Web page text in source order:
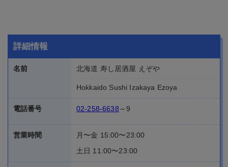
詳細情報
名前 北海道 寿し居酒屋 えぞや
Hokkaido Sushi Izakaya Ezoya
電話番号 02-258-6638 ～9
営業時間
月〜金 15:00〜23:00
土日 11:00〜23:00